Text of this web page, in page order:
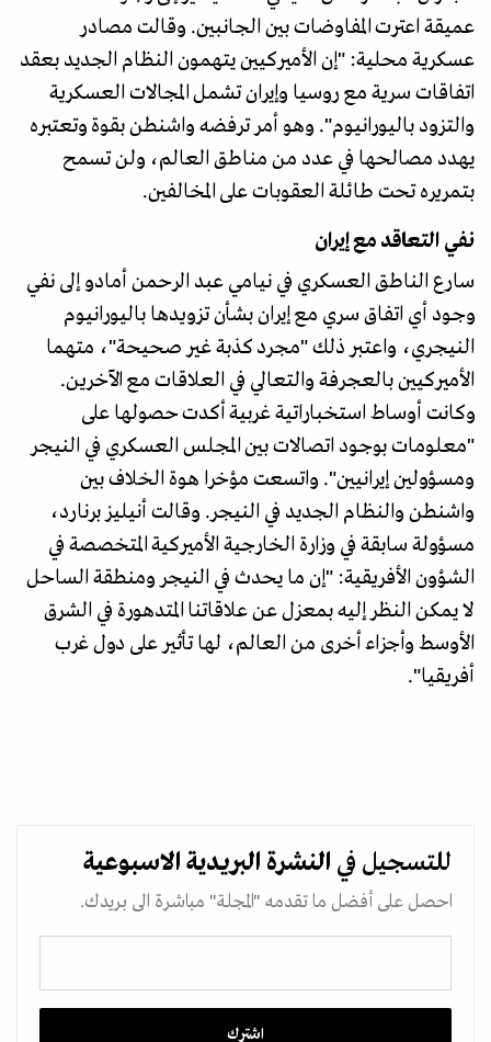
عميقة اعترت المفاوضات بين الجانبين. وقالت مصادر
عسكرية محلية: "إن الأميركيين يتهمون النظام الجديد بعقد
اتفاقات سرية مع روسيا وإيران تشمل المجالات العسكرية
والتزود باليورانيوم". وهو أمر ترفضه واشنطن بقوة وتعتبره
يهدد مصالحها في عدد من مناطق العالم، ولن تسمح
بتمريره تحت طائلة العقوبات على المخالفين.
نفي التعاقد مع إيران
سارع الناطق العسكري في نيامي عبد الرحمن أمادو إلى نفي
وجود أي اتفاق سري مع إيران بشأن تزويدها باليورانيوم
النيجري، واعتبر ذلك "مجرد كذبة غير صحيحة"، متهما
الأميركيين بالعجرفة والتعالي في العلاقات مع الآخرين.
وكانت أوساط استخباراتية غربية أكدت حصولها على
"معلومات بوجود اتصالات بين المجلس العسكري في النيجر
ومسؤولين إيرانيين". واتسعت مؤخرا هوة الخلاف بين
واشنطن والنظام الجديد في النيجر. وقالت أنيليز برنارد،
مسؤولة سابقة في وزارة الخارجية الأميركية المتخصصة في
الشؤون الأفريقية: "إن ما يحدث في النيجر ومنطقة الساحل
لا يمكن النظر إليه بمعزل عن علاقاتنا المتدهورة في الشرق
الأوسط وأجزاء أخرى من العالم، لها تأثير على دول غرب
أفريقيا".
للتسجيل في النشرة البريدية الاسبوعية
احصل على أفضل ما تقدمه "المجلة" مباشرة الى بريدك.